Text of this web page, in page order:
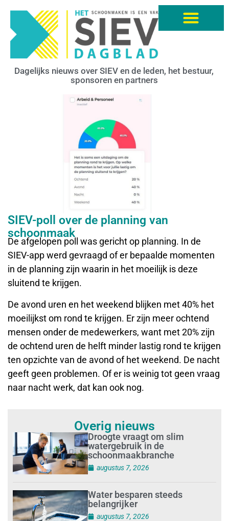
Dagelijks nieuws over SIEV en de leden, het bestuur,
sponsoren en partners
SIEV-poll over de planning van
schoonmaak
De afgelopen poll was gericht op planning. In de
SIEV-app werd gevraagd of er bepaalde momenten
in de planning zijn waarin in het moeilijk is deze
sluitend te krijgen.
De avond uren en het weekend blijken met 40% het
moeilijkst om rond te krijgen. Er zijn meer ochtend
mensen onder de medewerkers, want met 20% zijn
de ochtend uren de helft minder lastig rond te krijgen
ten opzichte van de avond of het weekend. De nacht
geeft geen problemen. Of er is weinig tot geen vraag
naar nacht werk, dat kan ook nog.
Overig nieuws
Droogte vraagt om slim
watergebruik in de
schoonmaakbranche
augustus 7, 2026
Water besparen steeds
belangrijker
augustus 7, 2026